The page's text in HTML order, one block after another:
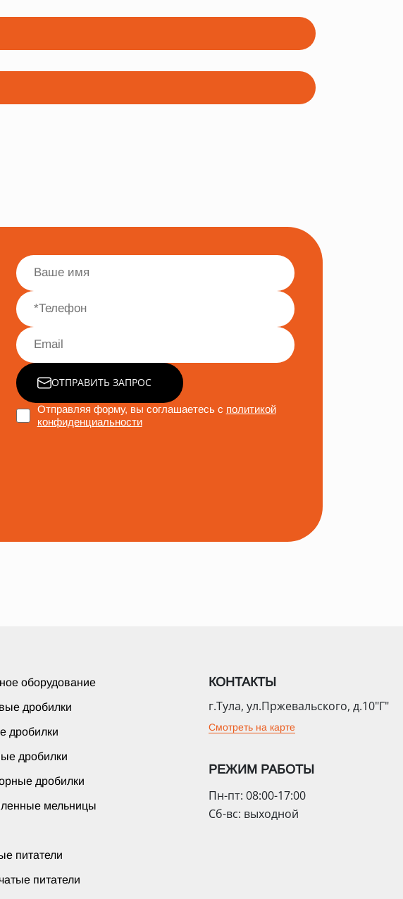
ОТПРАВИТЬ ЗАПРОС
Отправляя форму, вы соглашаетесь с политикой
конфиденциальности
оборудование
дробилки
дробилки
дробилки
дробилки
мельницы
питатели
питатели
КОНТАКТЫ
г.Тула, ул.Пржевальского, д.10"Г"
Смотреть на карте
РЕЖИМ РАБОТЫ
Пн-пт: 08:00-17:00
Сб-вс: выходной